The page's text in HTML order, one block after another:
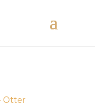
Otter